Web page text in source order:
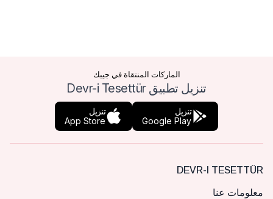
الماركات المنتقاة في جيبك
تنزيل تطبيق Devr-i Tesettür
تنزيل
Google Play
تنزيل
App Store
DEVR-I TESETTÜR
معلومات عنا